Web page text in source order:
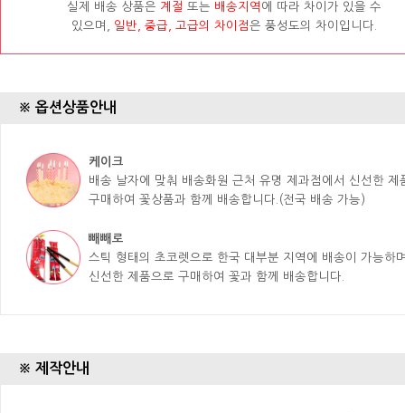
실제 배송 상품은 계절 또는 배송지역 에 따라 차이가 있을 수
있으며, 일반, 중급, 고급의 차이점은 풍성도의 차이입니다.
※ 옵션상품안내
케이크
배송 날자에 맞춰 배송화원 근처 유명 제과점에서 신선한 제
구매하여 꽃상품과 함께 배송합니다.(전국 배송 가능)
빼빼로
스틱 형태의 초코렛으로 한국 대부분 지역에 배송이 가능하
신선한 제품으로 구매하여 꽃과 함께 배송합니다.
※ 제작안내